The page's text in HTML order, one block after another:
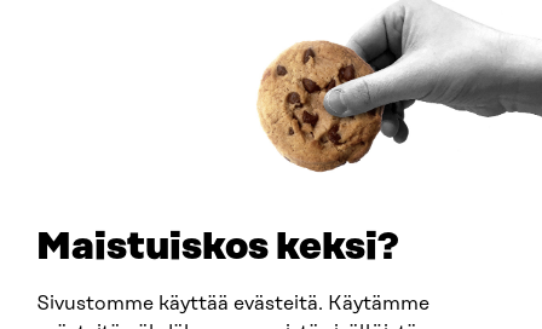
Maistuiskos keksi?
Sivustomme käyttää evästeitä. Käytämme
SITRA SOSIAALISESSA MEDIASSA